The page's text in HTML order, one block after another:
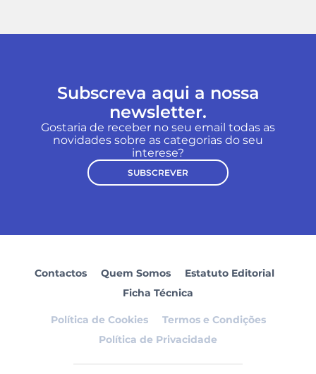
Subscreva aqui a nossa
newsletter.
Gostaria de receber no seu email todas as
novidades sobre as categorias do seu
interese?
SUBSCREVER
Contactos Quem Somos
Estatuto Editorial
Ficha Técnica
Política de Cookies
Termos e Condições
Política de Privacidade